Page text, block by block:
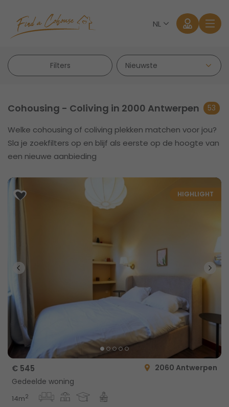
NL
Aanmelden
Wachtwoord vergeten?
Filters
Cohousing - Coliving in 2000 Antwerpen 53
Welke cohousing of coliving plekken matchen voor jou?
Sla je zoekfilters op en blijf als eerste op de hoogte van
een nieuwe aanbieding
HIGHLIGHT
€ 545
2060 Antwerpen
Gedeelde woning
14m2